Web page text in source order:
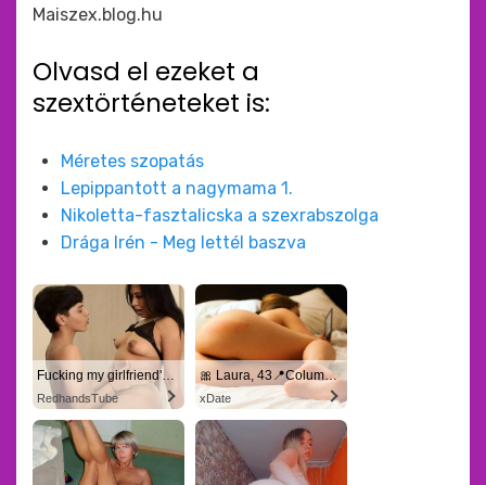
Maiszex.blog.hu
Olvasd el ezeket a
szextörténeteket is:
Méretes szopatás
Lepippantott a nagymama 1.
Nikoletta-fasztalicska a szexrabszolga
Drága Irén - Meg lettél baszva
Fucking my girlfriend's hot mommy by mistake
RedhandsTube
🎀 Laura, 43📍Columbus
xDate